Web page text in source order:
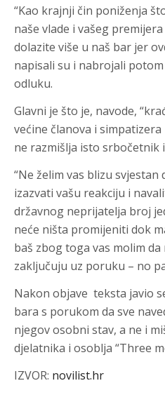
“Kao krajnji čin poniženja
naše vlade i vašeg
dolazite više u naš bar jer
napisali su i nabrojali
odluku.
Glavni je što je, navode,
većine članova i
ne razmišlja isto srbočetnik
“Ne želim vas blizu svjestan
izazvati vašu reakciju i
državnog neprijatelja broj
neće ništa promijeniti dok
baš zbog toga vas molim da
zaključuju uz poruku – no
Nakon objave teksta javio
bara s porukom da sve
njegov osobni stav, a ne i
djelatnika i osoblja “Three
IZVOR: novilist.hr